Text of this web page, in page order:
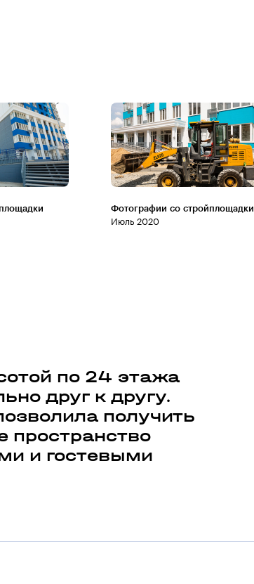
Фотографии со стройплощадки
Июль 2020
по 24 этажа
друг к другу.
получить
пространство
и гостевыми